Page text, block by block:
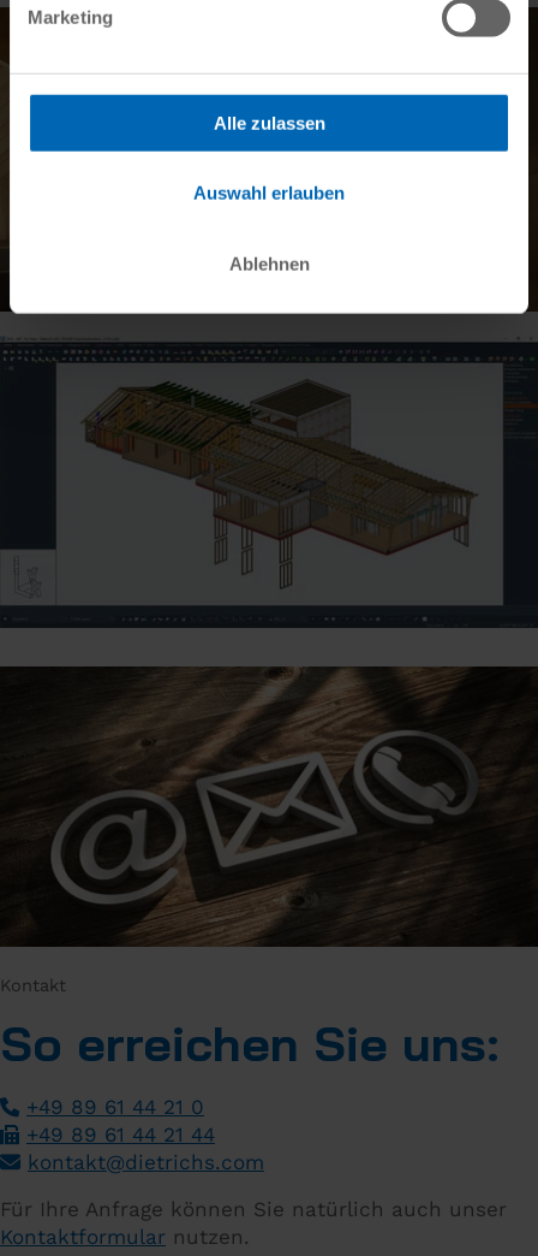
Marketing
Alle zulassen
Auswahl erlauben
Ablehnen
Kontakt
So erreichen Sie uns:
+49 89 61 44 21 0
+49 89 61 44 21 44
kontakt@dietrichs.com
Für Ihre Anfrage können Sie natürlich auch unser
Kontaktformular nutzen.